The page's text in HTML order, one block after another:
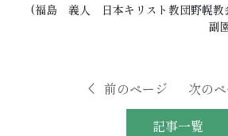
(福島 義人 日本キリスト教団野幌教
副
前のページ
記事一覧
次の